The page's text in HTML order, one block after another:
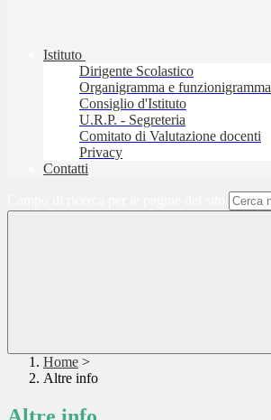
Istituto
Dirigente Scolastico
Organigramma e funzionigramma
Consiglio d'Istituto
U.R.P. - Segreteria
Comitato di Valutazione docenti
Privacy
Contatti
Home >
Altre info